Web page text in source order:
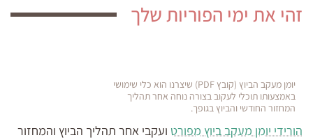
זהי את ימי הפוריות שלך
יומן מעקב הביוץ (קובץ PDF) שיצרנו הוא כלי שימושי
באמצעותו תוכלי לעקוב בצורה נוחה אחר תהליך
המחזור החודשי והביוץ בגופך.
הורידי יומן מעקב ביוץ מפורט ועקבי אחר תהליך הביוץ והמחזור